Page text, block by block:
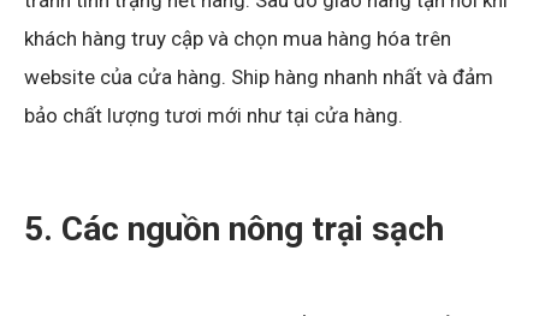
khách hàng truy cập và chọn mua hàng hóa trên
website của cửa hàng. Ship hàng nhanh nhất và đảm
bảo chất lượng tươi mới như tại cửa hàng.
5. Các nguồn nông trại sạch